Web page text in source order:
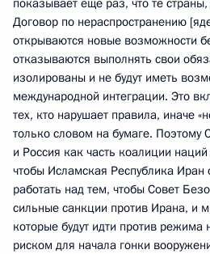
показывает ещё раз, что те
Договор по нераспространению
открываются новые возможности
отказываются выполнять свои
изолированы и не будут иметь
международной интеграции. Это
тех, кто нарушает правила, иначе
только словом на бумаге.
и Россия как часть коалиции
чтобы Исламская Республика
работать над тем, чтобы Совет
сильные санкции против Ирана, и
которые будут идти против режима
риском для начала гонки